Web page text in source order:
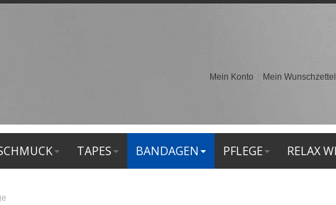
Mein Konto Mein Wunschzettel
TAPES BANDAGEN PFLEGE RELAX